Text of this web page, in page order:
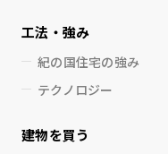
工法・強み
紀の国住宅の強み
テクノロジー
建物を買う